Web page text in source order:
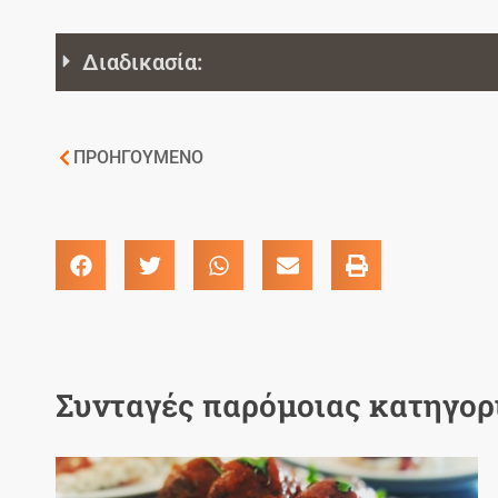
Διαδικασία:
ΠΡΟΗΓΟΥΜΕΝΟ
Συνταγές παρόμοιας